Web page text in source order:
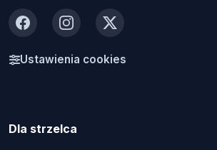
FacebookInstagram
X
Ustawienia cookies
Dla strzelca